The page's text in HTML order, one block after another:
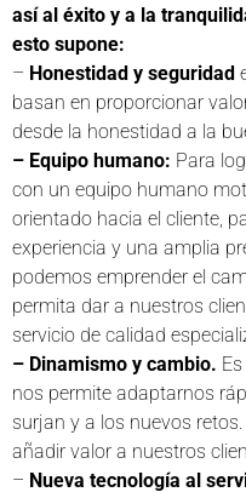
así al éxito y a la
esto supone:
– Honestidad y seguridad
basan en proporcionar
desde la honestidad a la
– Equipo humano: Para
con un equipo humano
orientado hacia el cliente,
experiencia y una amplia
podemos emprender el
permita dar a nuestros
servicio de calidad
– Dinamismo y cambio.
nos permite adaptarnos
surjan y a los nuevos
añadir valor a nuestros
– Nueva tecnología al